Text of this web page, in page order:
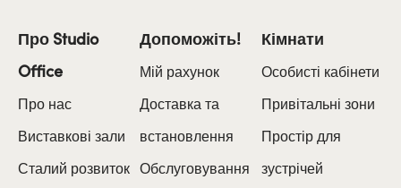
Про Studio
Office
Про нас
Виставкові зали
Сталий розвиток
Допоможіть!
Мій рахунок
Доставка та
встановлення
Обслуговування
Кімнати
Особисті кабінети
Привітальні зони
Простір для
зустрічей